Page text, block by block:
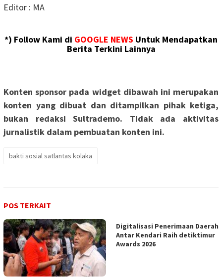
Editor : MA
*) Follow Kami di GOOGLE NEWS Untuk Mendapatkan
Berita Terkini Lainnya
Konten sponsor pada widget dibawah ini merupakan
konten yang dibuat dan ditampilkan pihak ketiga,
bukan redaksi Sultrademo. Tidak ada aktivitas
jurnalistik dalam pembuatan konten ini.
bakti sosial satlantas kolaka
POS TERKAIT
Digitalisasi Penerimaan Daerah
Antar Kendari Raih detiktimur
Awards 2026